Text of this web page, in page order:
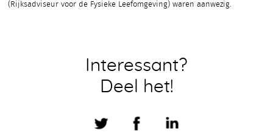
(Rijksadviseur voor de Fysieke Leefomgeving) waren aanwezig.
Interessant?
Deel het!